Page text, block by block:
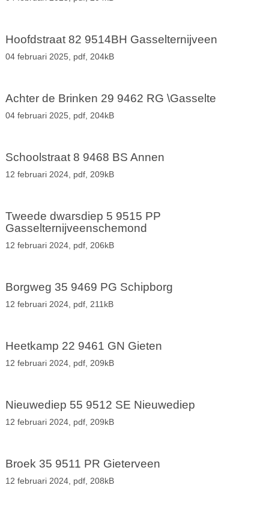
Hoofdstraat 82 9514BH Gasselternijveen
04 februari 2025, pdf, 204kB
Achter de Brinken 29 9462 RG \Gasselte
04 februari 2025, pdf, 204kB
Schoolstraat 8 9468 BS Annen
12 februari 2024, pdf, 209kB
Tweede dwarsdiep 5 9515 PP
Gasselternijveenschemond
12 februari 2024, pdf, 206kB
Borgweg 35 9469 PG Schipborg
12 februari 2024, pdf, 211kB
Heetkamp 22 9461 GN Gieten
12 februari 2024, pdf, 209kB
Nieuwediep 55 9512 SE Nieuwediep
12 februari 2024, pdf, 209kB
Broek 35 9511 PR Gieterveen
12 februari 2024, pdf, 208kB